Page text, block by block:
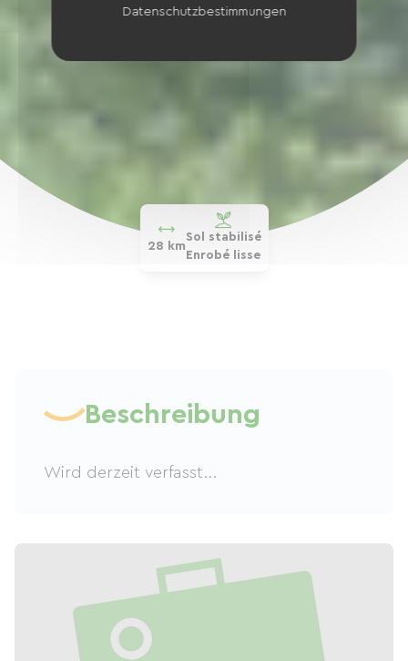
28 km
Sol stabilisé
Enrobé lisse
Beschreibung
Wird derzeit verfasst...
Datenschutzbestimmungen